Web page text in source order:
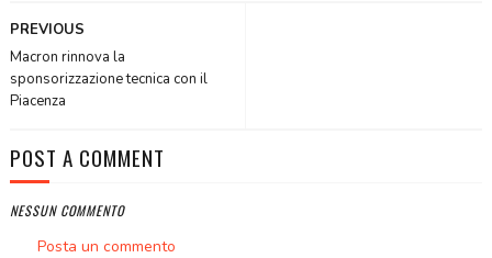
PREVIOUS
Macron rinnova la
sponsorizzazione tecnica con il
Piacenza
POST A COMMENT
NESSUN COMMENTO
Posta un commento